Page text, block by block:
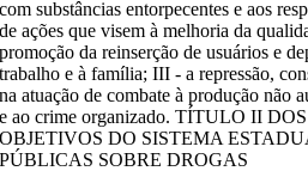
com substâncias entorpecentes e aos
de ações que visem à melhoria da
promoção da reinserção de usuários e
trabalho e à família; III - a repressão,
na atuação de combate à produção não
e ao crime organizado. TÍTULO II
OBJETIVOS DO SISTEMA
PÚBLICAS SOBRE DROGAS